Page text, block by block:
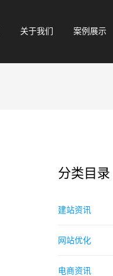
关于我们 案例展示
分类目录
建站资讯
网站优化
电商资讯